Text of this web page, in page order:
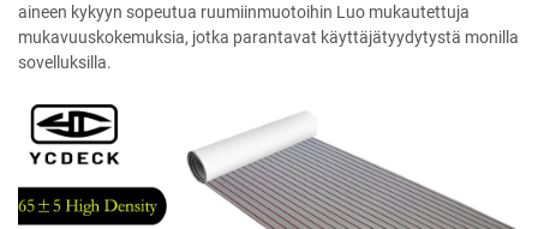
aineen kykyyn sopeutua ruumiinmuotoihin Luo mukautettuja
mukavuuskokemuksia, jotka parantavat käyttäjätyydytystä monilla
sovelluksilla.